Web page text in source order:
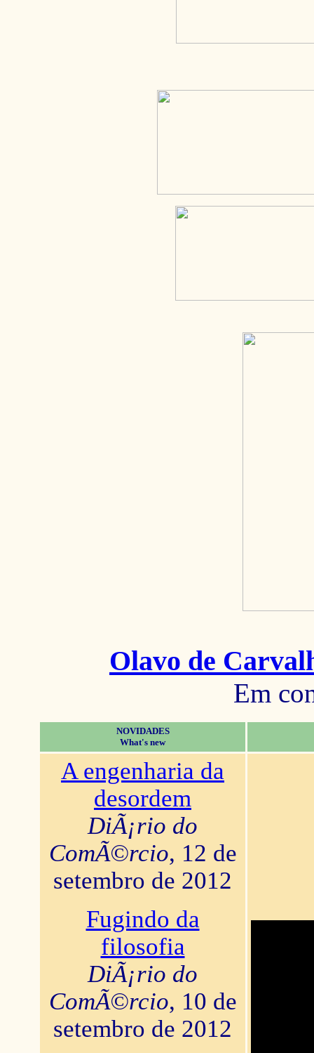
Olavo de
Em
NOVIDADES
What's new
A engenharia da
desordem
DiÃ¡rio do
ComÃ©rcio, 12 de
setembro de 2012
Fugindo da
filosofia
DiÃ¡rio do
ComÃ©rcio, 10 de
setembro de 2012